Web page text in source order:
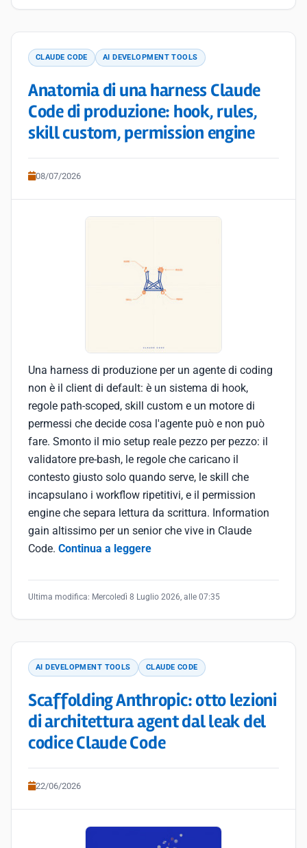
CLAUDE CODE AI DEVELOPMENT TOOLS
Anatomia di una harness Claude
Code di produzione: hook, rules,
skill custom, permission engine
08/07/2026
Una harness di produzione per un agente di coding
non è il client di default: è un sistema di hook,
regole path-scoped, skill custom e un motore di
permessi che decide cosa l'agente può e non può
fare. Smonto il mio setup reale pezzo per pezzo: il
validatore pre-bash, le regole che caricano il
contesto giusto solo quando serve, le skill che
incapsulano i workflow ripetitivi, e il permission
engine che separa lettura da scrittura. Information
gain altissimo per un senior che vive in Claude
Code. Continua a leggere
Ultima modifica: Mercoledì 8 Luglio 2026, alle 07:35
AI DEVELOPMENT TOOLS CLAUDE CODE
Scaffolding Anthropic: otto lezioni
di architettura agent dal leak del
codice Claude Code
22/06/2026